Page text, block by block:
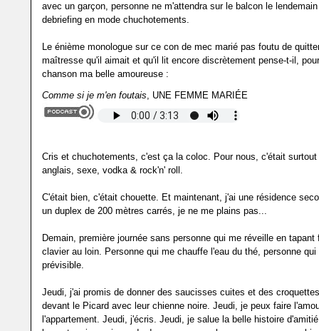
avec un garçon, personne ne m'attendra sur le balcon le
debriefing en mode chuchotements.
Le énième monologue sur ce con de mec marié pas foutu de
maîtresse qu'il aimait et qu'il lit encore discrètement pense-t-il,
chanson ma belle amoureuse :
Comme si je m'en foutais, UNE FEMME MARIÉE
Cris et chuchotements, c'est ça la coloc. Pour nous, c'était surtout
anglais, sexe, vodka & rock'n' roll.
C'était bien, c'était chouette. Et maintenant, j'ai une résidence
un duplex de 200 mètres carrés, je ne me plains pas...
Demain, première journée sans personne qui me réveille en tapant
clavier au loin. Personne qui me chauffe l'eau du thé, personne
prévisible.
Jeudi, j'ai promis de donner des saucisses cuites et des
devant le Picard avec leur chienne noire. Jeudi, je peux faire
l'appartement. Jeudi, j'écris. Jeudi, je salue la belle histoire